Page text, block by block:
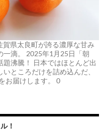
賀県太良町が誇る濃厚な甘み
一滴。 2025年1月25日「朝
沸騰！ 日本ではほとんど出
ところだけを詰め込んだ、
お届けします。 0
！